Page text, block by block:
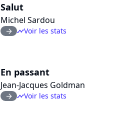
Salut
Michel Sardou
arrow_right timelineVoir les stats
En passant
Jean-Jacques Goldman
arrow_right timelineVoir les stats